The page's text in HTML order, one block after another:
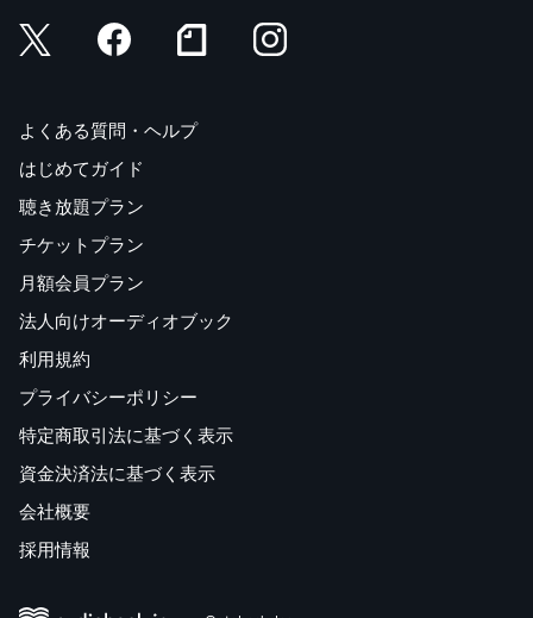
よくある質問・ヘルプ
はじめてガイド
聴き放題プラン
チケットプラン
月額会員プラン
法人向けオーディオブック
利用規約
プライバシーポリシー
特定商取引法に基づく表示
資金決済法に基づく表示
会社概要
採用情報